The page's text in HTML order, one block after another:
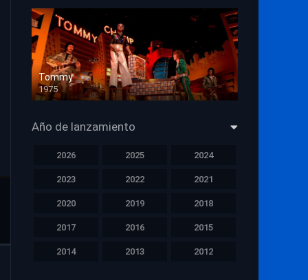
Tommy
1975
HD 1080p
Año de lanzamiento
2026 2025 2024
2023 2022 2021
2020 2019 2018
2017 2016 2015
2014 2013 2012